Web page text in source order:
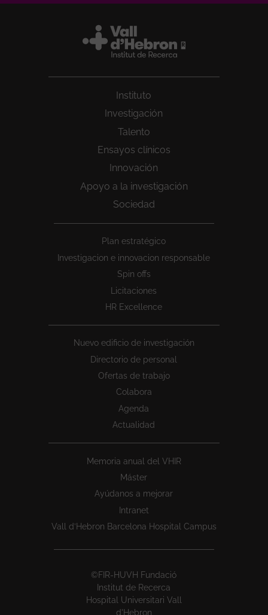
Instituto
Investigación
Talento
Ensayos clínicos
Innovación
Apoyo a la investigación
Sociedad
Plan estratégico
Investigacion e innovacion responsable
Spin offs
Licitaciones
HR Excellence
Nuevo edificio de investigación
Directorio de personal
Ofertas de trabajo
Colabora
Agenda
Actualidad
Memoria anual del VHIR
Máster
Ayúdanos a mejorar
Intranet
Vall d’Hebron Barcelona Hospital Campus
©FIR-HUVH Fundació
Institut de Recerca
Hospital Universitari Vall
d'Hebron